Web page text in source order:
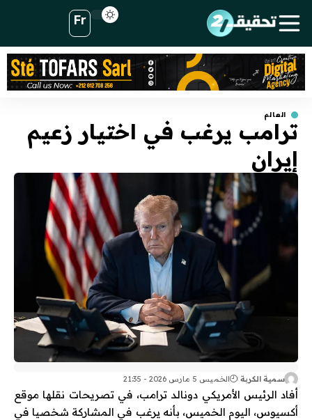
Fr
العالم
ترامب يرغب في اختيار زعيم
إيران
سمية الكربة الخميس 5 مارس 2026 - 21:35
أفاد الرئيس الأمريكي ‌دونالد ترامب، في تصريحات نقلها موقع
أكسيوس، ​اليوم الخميس، بأنه يرغب في المشاركة ⁠شخصيا ​في